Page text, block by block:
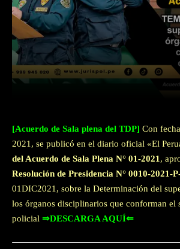
[Acuerdo de Sala plena del TDP] Con
2021, se publicó en el diario oficial «El
del Acuerdo de Sala Plena N° 01-2021,
Resolución de Presidencia N° 0010-2021-
01DIC2021, sobre la Determinación del
los órganos disciplinarios que conforman el
policial ⇒DESCARGA AQUÍ⇐